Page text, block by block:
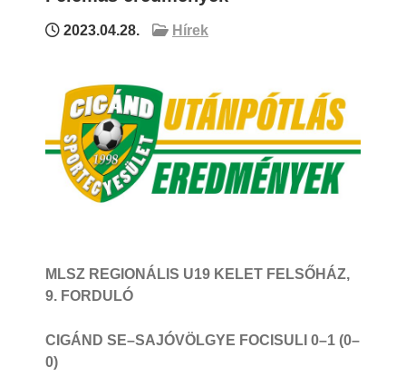
2023.04.28. Hírek
MLSZ REGIONÁLIS U19 KELET FELSŐHÁZ,
9. FORDULÓ
CIGÁND SE–SAJÓVÖLGYE FOCISULI 0–1 (0–
0)